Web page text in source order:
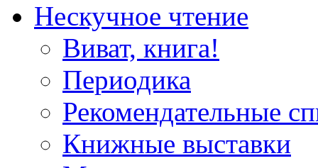
Нескучное чтение
Виват, книга!
Периодика
Рекомендательные
Книжные выставки